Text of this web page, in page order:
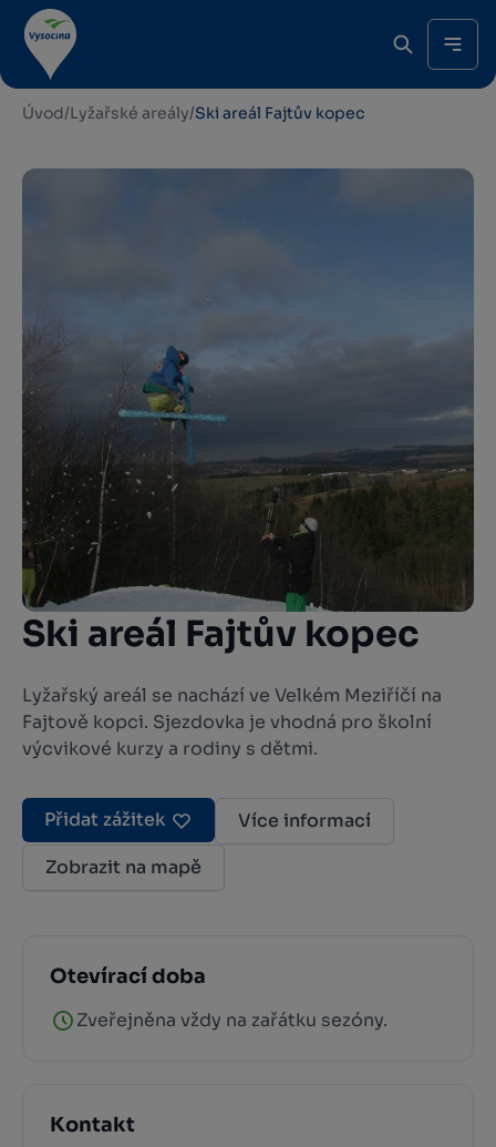
Úvod/Lyžařské areály/Ski areál Fajtův kopec
Ski areál Fajtův kopec
Lyžařský areál se nachází ve Velkém Meziříčí na
Fajtově kopci. Sjezdovka je vhodná pro školní
výcvikové kurzy a rodiny s dětmi.
Přidat zážitek
Více informací
Zobrazit na mapě
Otevírací doba
Zveřejněna vždy na zařátku sezóny.
Kontakt